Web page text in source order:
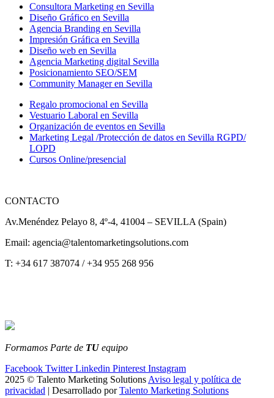
Consultora Marketing en Sevilla
Diseño Gráfico en Sevilla
Agencia Branding en Sevilla
Impresión Gráfica en Sevilla
Diseño web en Sevilla
Agencia Marketing digital Sevilla
Posicionamiento SEO/SEM
Community Manager en Sevilla
Regalo promocional en Sevilla
Vestuario Laboral en Sevilla
Organización de eventos en Sevilla
Marketing Legal /Protección de datos en Sevilla RGPD/
LOPD
Cursos Online/presencial
CONTACTO
Av.Menéndez Pelayo 8, 4º-4, 41004 – SEVILLA (Spain)
Email: agencia@talentomarketingsolutions.com
T: +34 617 387074 / +34 955 268 956
Formamos Parte de TUequipo
Facebook Twitter Linkedin Pinterest Instagram
2025 © Talento Marketing Solutions Aviso legal y política de
privacidad | Desarrollado porTalento Marketing Solutions